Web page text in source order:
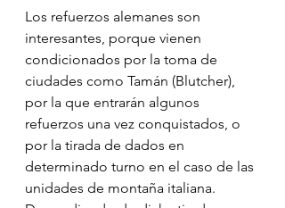
Los refuerzos alemanes son
interesantes, porque vienen
condicionados por la toma de
ciudades como Tamán (Blutcher),
por la que entrarán algunos
refuerzos una vez conquistados, o
por la tirada de dados en
determinado turno en el caso de las
unidades de montaña italiana.